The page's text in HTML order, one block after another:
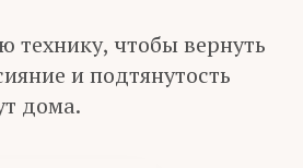
технику, чтобы вернуть
и подтянутость
дома.